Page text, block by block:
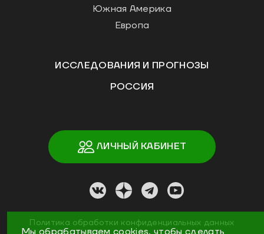
Южная Америка
Европа
ИССЛЕДОВАНИЯ И ПРОГНОЗЫ
РОССИЯ
ЛИЧНЫЙ КАБИНЕТ
Политика обработки конфиденциальных данных
Мы обрабатываем cookies, чтобы сделать